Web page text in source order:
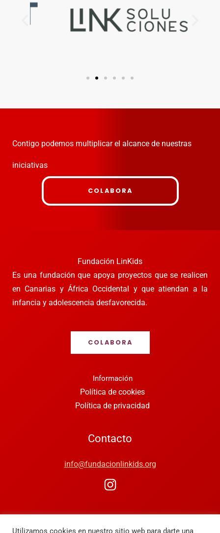
Contigo podemos multiplicar el alcance de nuestras
iniciativas
COLABORA
Fundación LinKids
Es una fundación que apoya proyectos que se realicen
en Canarias y África Occidental y que atiendan a la
infancia y adolescencia desfavorecida.
COLABORA
Información
Política de cookies
Política de privacidad
Contacto
info@fundacionlinkids.org
Utilizamos cookies en nuestro sitio web para darte una